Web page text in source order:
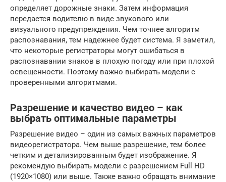
определяет дорожные знаки. Затем информация
передается водителю в виде звукового или
визуального предупреждения. Чем точнее алгоритм
распознавания, тем надежнее будет система. Я заметил,
что некоторые регистраторы могут ошибаться в
распознавании знаков в плохую погоду или при плохой
освещенности. Поэтому важно выбирать модели с
проверенными алгоритмами.
Разрешение и качество видео – как
выбрать оптимальные параметры
Разрешение видео – один из самых важных параметров
видеорегистратора. Чем выше разрешение, тем более
четким и детализированным будет изображение. Я
рекомендую выбирать модели с разрешением Full HD
(1920×1080) или выше. Также важно обращать внимание